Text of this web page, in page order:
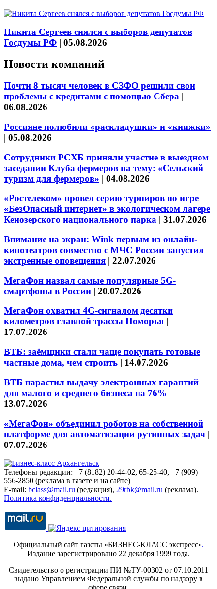
Никита Сергеев снялся с выборов депутатов
Госдумы РФ | 05.08.2026
Новости компаний
Почти 8 тысяч человек в СЗФО решили свои
проблемы с кредитами с помощью Сбера |
06.08.2026
Россияне полюбили «раскладушки» и «книжки»
| 05.08.2026
Сотрудники РСХБ приняли участие в выездном
заседании Клуба фермеров на тему: «Сельский
туризм для фермеров» | 04.08.2026
«Ростелеком» провел серию турниров по игре
«БезОпасный интернет» в экологическом лагере
Кенозерского национального парка | 31.07.2026
Внимание на экран: Wink первым из онлайн-
кинотеатров совместно с МЧС России запустил
экстренные оповещения | 22.07.2026
МегаФон назвал самые популярные 5G-
смартфоны в России | 20.07.2026
МегаФон охватил 4G-сигналом десятки
километров главной трассы Поморья |
17.07.2026
ВТБ: заёмщики стали чаще покупать готовые
частные дома, чем строить | 14.07.2026
ВТБ нарастил выдачу электронных гарантий
для малого и среднего бизнеса на 76% |
13.07.2026
«МегаФон» объединил роботов на собственной
платформе для автоматизации рутинных задач |
07.07.2026
Телефоны редакции: +7 (8182) 20-44-02, 65-25-40, +7 (909)
556-2850 (реклама в газете и на сайте)
E-mail: bclass@mail.ru (редакция), 29rbk@mail.ru (реклама).
Политика конфиденциальности.
Официальный сайт газеты «БИЗНЕС-КЛАСС экспресс».
Издание зарегистрировано 22 декабря 1999 года.
Свидетельство о регистрации ПИ №ТУ-00302 от 07.10.2011
выдано Управлением Федеральной службы по надзору в